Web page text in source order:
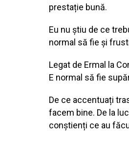
prestație bună.
Eu nu știu de ce
normal să fie și
Legat de Ermal la
E normal să fie
De ce accentuați
facem bine. De la
conștienți ce au